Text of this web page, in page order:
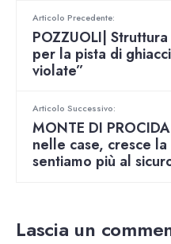
Articolo Precedente:
POZZUOLI|
per la pista di
violate”
Articolo Successivo:
MONTE DI
nelle case, cresce
sentiamo più al
Lascia un